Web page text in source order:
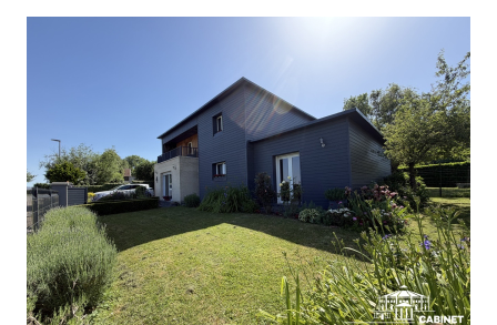
voir le bien